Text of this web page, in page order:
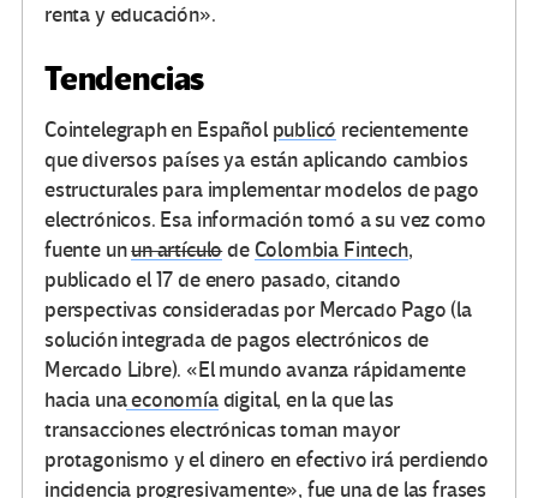
renta y educación».
Tendencias
Cointelegraph en Español publicó recientemente
que diversos países ya están aplicando cambios
estructurales para implementar modelos de pago
electrónicos. Esa información tomó a su vez como
fuente unun artículodeColombia Fintech,
publicado el 17 de enero pasado, citando
perspectivas consideradas por Mercado Pago (la
solución integrada de pagos electrónicos de
Mercado Libre). «El mundo avanza rápidamente
hacia unaeconomíadigital, en la que las
transacciones electrónicas toman mayor
protagonismo y el dinero en efectivo irá perdiendo
incidencia progresivamente», fue una de las frases